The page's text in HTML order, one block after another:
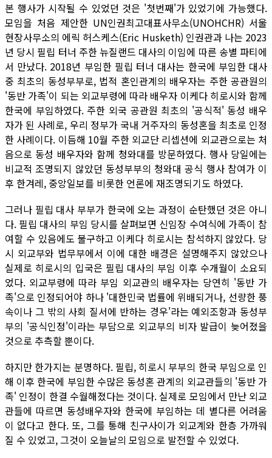
본 행사가 시작될 수 있었던 것은 '첫번째'가 있었기에 가능했다.
모임을 처음 제안한 UN인권최고대표사무소(UNOHCHR) 서울
현장사무소의 에릭 허스케스(Eric Husketh) 인권관과 나는 2023
년 당시 필립 터너 주한 뉴질랜드 대사의 이임에 따른 송별 파티에
서 만났다. 2018년 부임한 필립 터너 대사는 한국에 부임한 대사
중 최초의 동성부부로, 법적 혼인관계의 배우자는 주한 공관원의
'동반 가족'이 되는 외교부령에 따라 배우자 이케다 히로시와 함께
한국에 부임하였다. 주한 외국 공관원 최초의 '공식적' 동성 배우
자가 된 사례로, 우리 정부가 국내 거주자의 동성혼을 최초로 인정
한 사례이다. 이듬해 10월 주한 외교단 리셉션에 외교관으로는 처
음으로 동성 배우자와 함께 청와대를 방문하였다. 행사 당일에는
비교적 조명되지 않았던 동성부부의 청와대 공식 행사 참여가 이
후 한겨레, 중앙일보를 비롯한 언론에 재조명되기도 하였다.
그러나 필립 대사 부부가 한국에 오는 과정이 순탄했던 것은 아니
다. 필립 대사의 부임 당시를 살펴보면 신임장 수여식에 가족이 참
여할 수 있음에도 불구하고 이케다 히로시는 참석하지 않았다. 당
시 외교부와 법무부에서 이에 대한 배경은 설명해주지 않았으나
실제로 히로시의 입국은 필립 대사의 부임 이후 수개월이 소요되
었다. 외교부령에 따라 부임 외교관의 배우자는 당연히 '동반 가
족'으로 인정되어야 하나 '대한민국 법률에 위배되거나, 선량한 풍
속이나 그 밖의 사회 질서에 반하는 경우'라는 예외조항과 동성부
부의 '공식인정'이라는 부담으로 외교부의 비자 발급이 늦어졌을
것으로 추측할 뿐이다.
하지만 한가지는 분명하다. 필립, 히로시 부부의 한국 부임으로 인
해 이후 한국에 부임한 수많은 동성혼 관계의 외교관들의 '동반 가
족' 인정이 한결 수월해졌다는 것이다. 실제로 모임에서 만난 외교
관들에 따르면 동성배우자와 한국에 부임하는 데 별다른 어려움
이 없다고 한다. 또, 그를 통해 친구사이가 외교계와 한층 가까워
질 수 있었고, 그것이 오늘날의 모임으로 발전할 수 있었다.